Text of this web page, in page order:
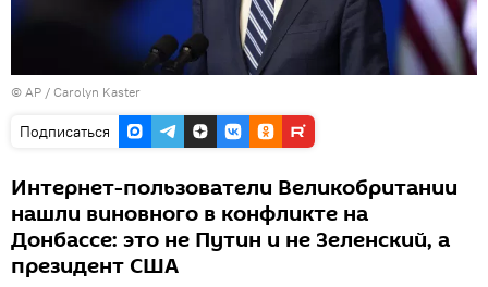
© AP / Carolyn Kaster
Подписаться
Интернет-пользователи Великобритании
нашли виновного в конфликте на
Донбассе: это не Путин и не Зеленский, а
президент США